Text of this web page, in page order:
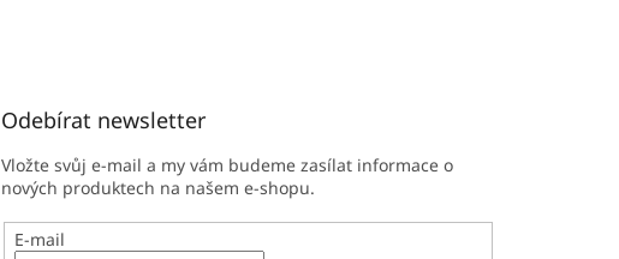
Odebírat newsletter
Vložte svůj e-mail a my vám budeme zasílat informace o
nových produktech na našem e-shopu.
E-mail